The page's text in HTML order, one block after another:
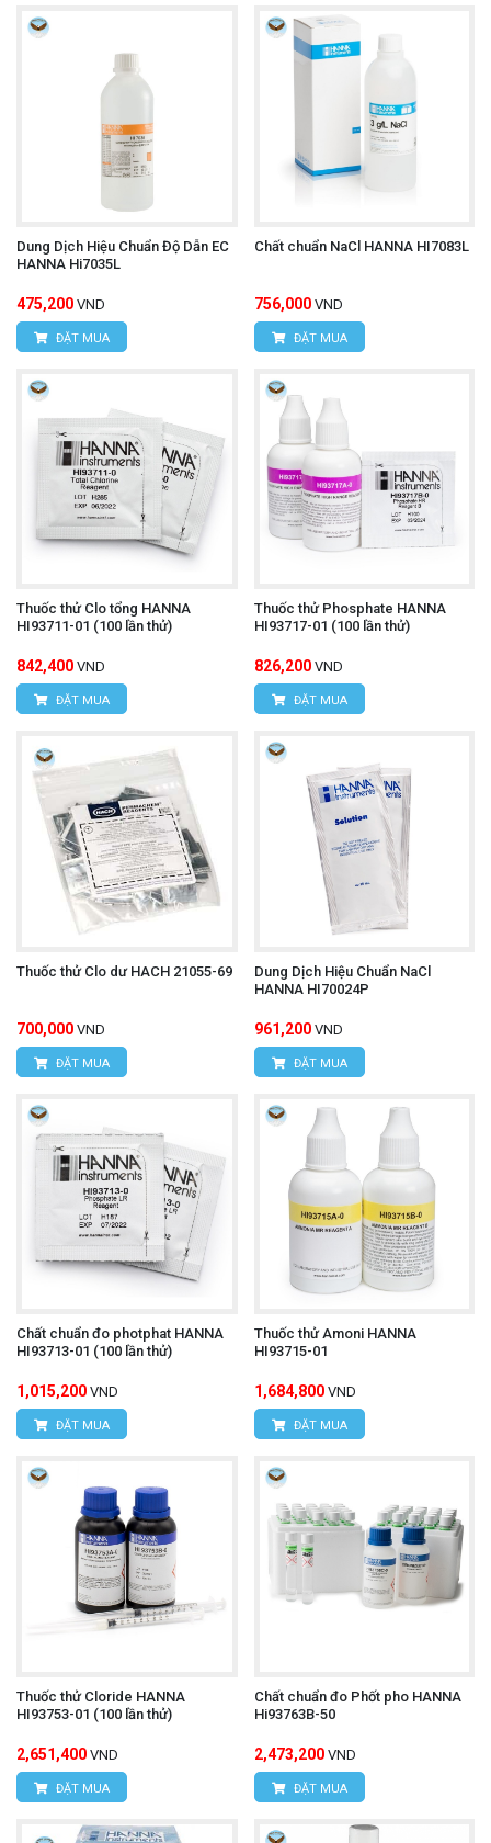
Dung Dịch Hiệu Chuẩn Độ Dẫn EC
HANNA Hi7035L
475,200 VND
ĐẶT MUA
Chất chuẩn NaCl HANNA HI7083L
756,000 VND
ĐẶT MUA
Thuốc thử Clo tổng HANNA
HI93711-01 (100 lần thử)
842,400 VND
ĐẶT MUA
Thuốc thử Phosphate HANNA
HI93717-01 (100 lần thử)
826,200 VND
ĐẶT MUA
Thuốc thử Clo dư HACH 21055-69
700,000 VND
ĐẶT MUA
Dung Dịch Hiệu Chuẩn NaCl
HANNA HI70024P
961,200 VND
ĐẶT MUA
Chất chuẩn đo photphat HANNA
HI93713-01 (100 lần thử)
1,015,200 VND
ĐẶT MUA
Thuốc thử Amoni HANNA
HI93715-01
1,684,800 VND
ĐẶT MUA
Thuốc thử Cloride HANNA
HI93753-01 (100 lần thử)
2,651,400 VND
ĐẶT MUA
Chất chuẩn đo Phốt pho HANNA
Hi93763B-50
2,473,200 VND
ĐẶT MUA